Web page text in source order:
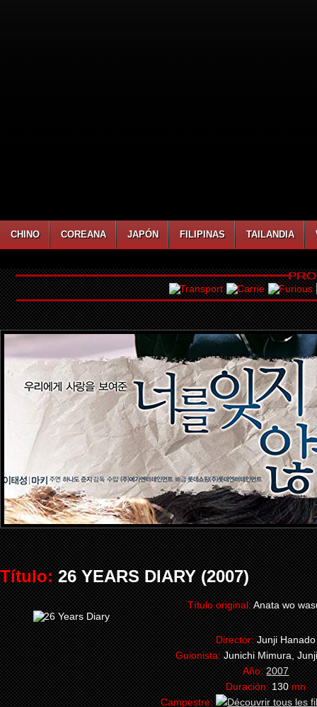
CHINO COREANA JAPÓN FILIPINAS TAILANDIA
Título:26 YEARS DIARY (2007)
Título original:Anata wo
Director:Junji Hanado
Guionista:Junichi Mimura,
Año:2007
Duración:130mn
Campestre: